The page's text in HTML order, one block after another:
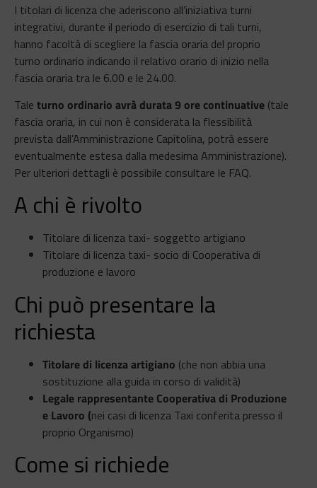
I titolari di licenza che aderiscono all’iniziativa turni
integrativi, durante il periodo di esercizio di tali turni,
hanno facoltà di scegliere la fascia oraria del proprio
turno ordinario indicando il relativo orario di inizio nella
fascia oraria tra le 6.00 e le 24.00.
Tale turno ordinario avrà durata 9 ore continuative (tale
fascia oraria, in cui non è considerata la flessibilità
prevista dall’Amministrazione Capitolina, potrà essere
eventualmente estesa dalla medesima Amministrazione).
Per ulteriori dettagli è possibile consultare le FAQ.
A chi è rivolto
Titolare di licenza taxi- soggetto artigiano
Titolare di licenza taxi- socio di Cooperativa di
produzione e lavoro
Chi può presentare la
richiesta
Titolare di licenza artigiano (che non abbia una
sostituzione alla guida in corso di validità)
Legale rappresentante Cooperativa di Produzione
e Lavoro (nei casi di licenza Taxi conferita presso il
proprio Organismo)
Come si richiede